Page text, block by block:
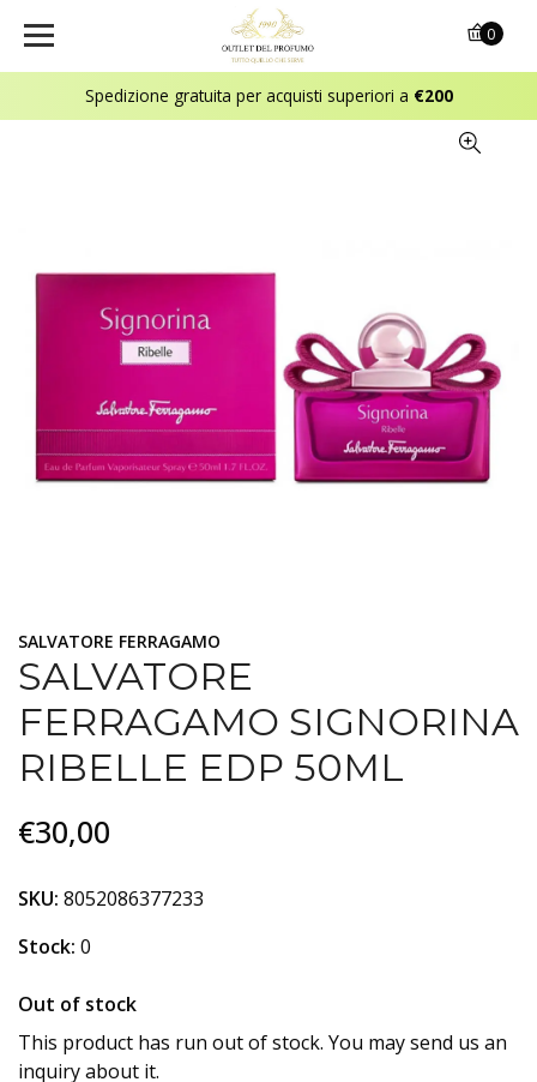
Spedizione gratuita per acquisti superiori a €200
0
SALVATORE FERRAGAMO
SALVATORE
FERRAGAMO SIGNORINA
RIBELLE EDP 50ML
€30,00
SKU: 8052086377233
Stock: 0
Out of stock
This product has run out of stock. You may send us an
inquiry about it.